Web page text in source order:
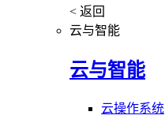
< 返回
云与智能
云与智能
云操作系统